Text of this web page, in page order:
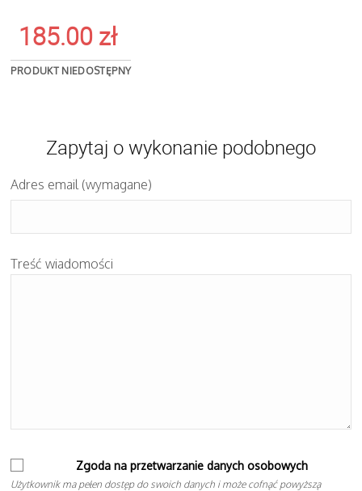
185.00 zł
PRODUKT NIEDOSTĘPNY
Zapytaj o wykonanie podobnego
Adres email (wymagane)
Treść wiadomości
Zgoda na przetwarzanie danych osobowych
Użytkownik ma pełen dostęp do swoich danych i może cofnąć powyższą